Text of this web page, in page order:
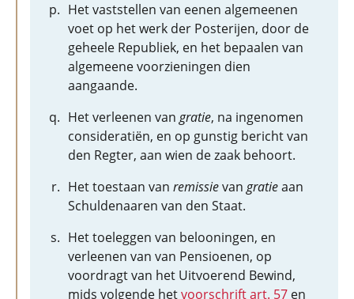
Het vaststellen van eenen algemeenen
voet op het werk der Posterijen, door de
geheele Republiek, en het bepaalen van
algemeene voorzieningen dien
aangaande.
Het verleenen van gratie, na ingenomen
consideratiën, en op gunstig bericht van
den Regter, aan wien de zaak behoort.
Het toestaan van remissievan gratieaan
Schuldenaaren van den Staat.
Het toeleggen van belooningen, en
verleenen van van Pensioenen, op
voordragt van het Uitvoerend Bewind,
mids volgende hetvoorschrift art. 57 en